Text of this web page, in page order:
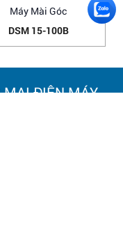
Máy Mài Góc
DSM 15-100B
MẠI ĐIỆN MÁY